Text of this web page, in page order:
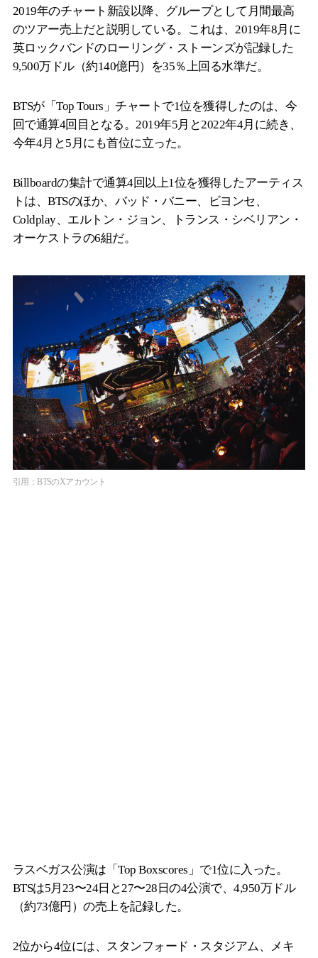
2019年のチャート新設以降、グループとして月間最高
のツアー売上だと説明している。これは、2019年8月に
英ロックバンドのローリング・ストーンズが記録した
9,500万ドル（約140億円）を35％上回る水準だ。
BTSが「Top Tours」チャートで1位を獲得したのは、今
回で通算4回目となる。2019年5月と2022年4月に続き、
今年4月と5月にも首位に立った。
Billboardの集計で通算4回以上1位を獲得したアーティス
トは、BTSのほか、バッド・バニー、ビヨンセ、
Coldplay、エルトン・ジョン、トランス・シベリアン・
オーケストラの6組だ。
引用：BTSのXアカウント
ラスベガス公演は「Top Boxscores」で1位に入った。
BTSは5月23〜24日と27〜28日の4公演で、4,950万ドル
（約73億円）の売上を記録した。
2位から4位には、スタンフォード・スタジアム、メキ